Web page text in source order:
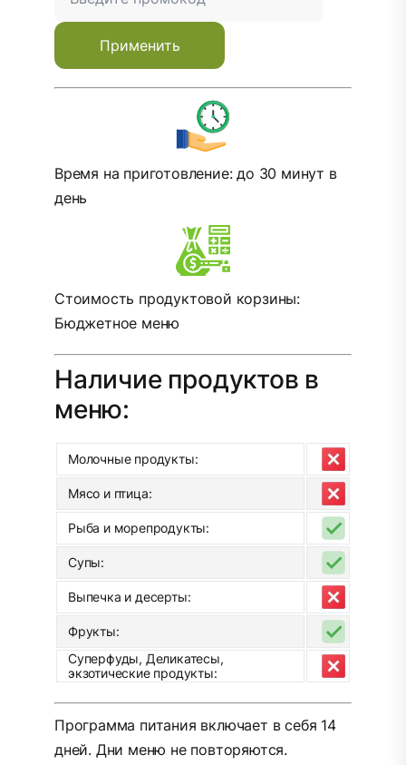
Применить
Время на приготовление: до 30 минут в
день
Стоимость продуктовой корзины:
Бюджетное меню
Наличие продуктов в
меню:
Молочные продукты:
Мясо и птица:
Рыба и морепродукты:
Супы:
Выпечка и десерты:
Фрукты:
Суперфуды, Деликатесы,
экзотические продукты:
Программа питания включает в себя 14
дней. Дни меню не повторяются.